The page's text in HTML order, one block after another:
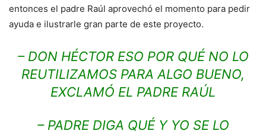
entonces el padre Raúl aprovechó el momento para pedir
ayuda e ilustrarle gran parte de este proyecto.
– DON HÉCTOR ESO POR QUÉ NO LO
REUTILIZAMOS PARA ALGO BUENO,
EXCLAMÓ EL PADRE RAÚL
– PADRE DIGA QUÉ Y YO SE LO